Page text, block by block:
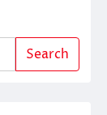
Search